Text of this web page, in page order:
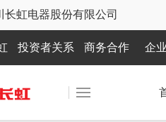
虹电器股份有限公司
投资者关系 商务合作 企